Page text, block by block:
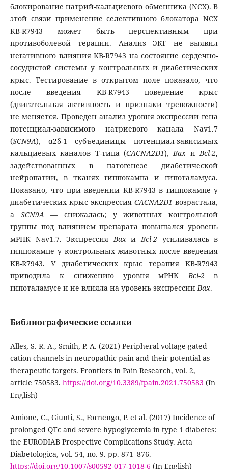
блокирование натрий-кальциевого обменника (NCX). В
этой связи применение селективного блокатора NCX
KB-R7943 может быть перспективным при
противоболевой терапии. Анализ ЭКГ не выявил
негативного влияния KB-R7943 на состояние сердечно-
сосудистой системы у контрольных и диабетических
крыс. Тестирование в открытом поле показало, что
после введения KB-R7943 поведение крыс
(двигательная активность и признаки тревожности)
не меняется. Проведен анализ уровня экспрессии гена
потенциал-зависимого натриевого канала Nav1.7
(SCN9A), α2δ-1 субъединицы потенциал-зависимых
кальциевых каналов Т-типа (CACNA2D1),Bax иBcl-2,
задействованных в патогенезе диабетической
нейропатии, в тканях гиппокампа и гипоталамуса.
Показано, что при введении KB-R7943 в гиппокампе у
диабетических крыс экспрессияCACNA2D1возрастала,
а SCN9A— снижалась; у животных контрольной
группы под влиянием препарата повышался уровень
мРНК Nav1.7. ЭкспрессияBaxиBcl-2 усиливалась в
гиппокампе у контрольных животных после введения
KB-R7943. У диабетических крыс терапия KB-R7943
приводила к снижению уровня мРНКВсl-2в
гипоталамусе и не влияла на уровень экспрессииBах.
Библиографические ссылки
Alles, S. R. A., Smith, P. A. (2021) Peripheral voltage-gated
cation channels in neuropathic pain and their potential as
therapeutic targets. Frontiers in Pain Research, vol. 2,
article 750583. https://doi.org/10.3389/fpain.2021.750583 (In
English)
Amione, C., Giunti, S., Fornengo, P. et al. (2017) Incidence of
prolonged QTc and severe hypoglycemia in type 1 diabetes:
the EURODIAB Prospective Complications Study. Acta
Diabetologica, vol. 54, no. 9. pp. 871–876.
https://doi.org/10.1007/s00592-017-1018-6 (In English)